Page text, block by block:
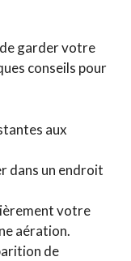
garder votre
conseils pour
aux
dans un endroit
votre
aération.
de